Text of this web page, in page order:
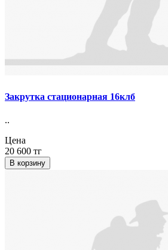
Закрутка стационарная 16клб
..
Цена
20 600 тг
В корзину